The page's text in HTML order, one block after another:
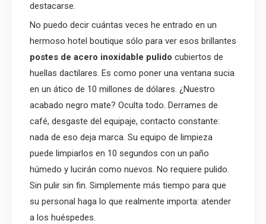
destacarse.
No puedo decir cuántas veces he entrado en un
hermoso hotel boutique sólo para ver esos brillantes
postes de acero inoxidable pulido cubiertos de
huellas dactilares. Es como poner una ventana sucia
en un ático de 10 millones de dólares. ¿Nuestro
acabado negro mate? Oculta todo. Derrames de
café, desgaste del equipaje, contacto constante:
nada de eso deja marca. Su equipo de limpieza
puede limpiarlos en 10 segundos con un paño
húmedo y lucirán como nuevos. No requiere pulido.
Sin pulir sin fin. Simplemente más tiempo para que
su personal haga lo que realmente importa: atender
a los huéspedes.